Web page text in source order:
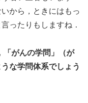
から，ときにはもっ
ったりもしますね．
「がんの学問」（が
な学問体系でしょう